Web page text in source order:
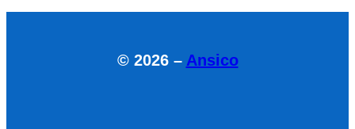
© 2026 – Ansico